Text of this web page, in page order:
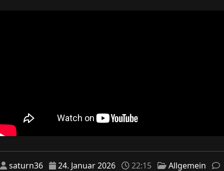
saturn36 24. Januar 2026 22:15
Allgemein